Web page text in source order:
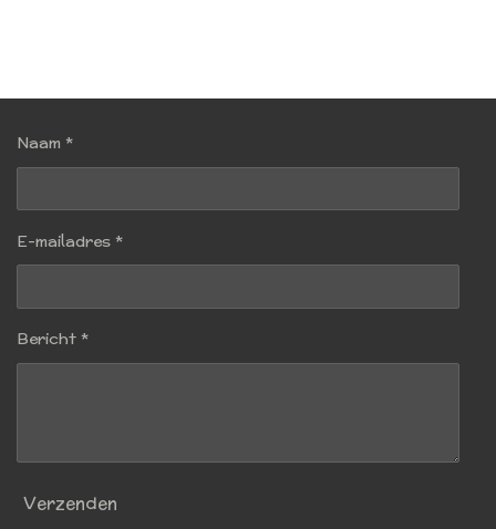
Naam *
E-mailadres *
Bericht *
Verzenden